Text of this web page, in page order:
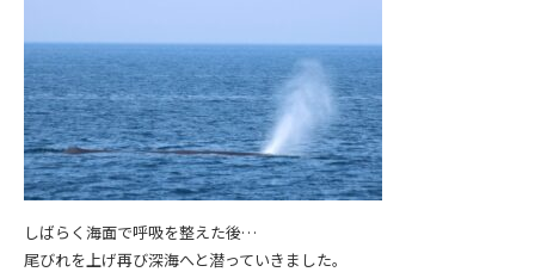
しばらく海面で呼吸を整えた後…
尾びれを上げ再び深海へと潜っていきました。